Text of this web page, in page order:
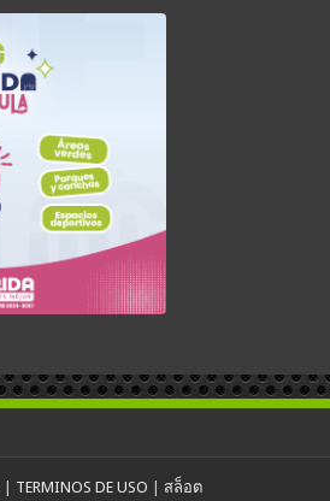
TERMINOS DE USO สล็อต